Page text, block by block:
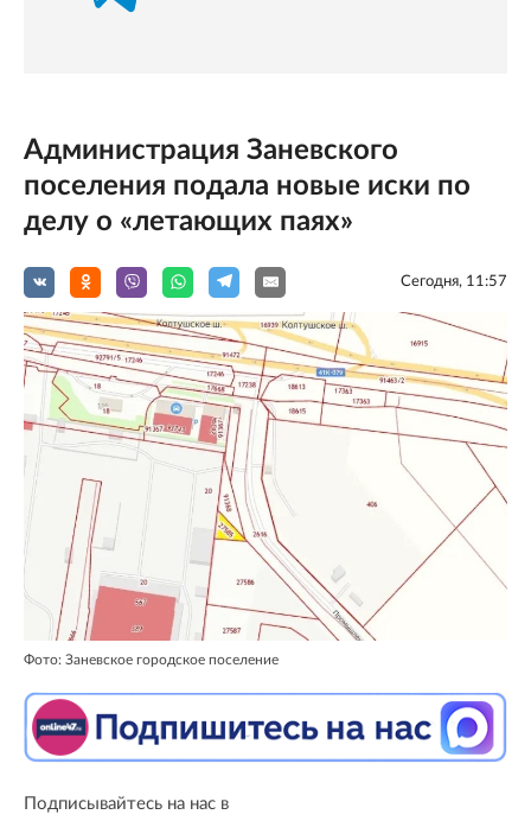
Администрация Заневского
поселения подала новые иски по
делу о «летающих паях»
Сегодня, 11:57
Фото: Заневское городское поселение
Подписывайтесь на нас в